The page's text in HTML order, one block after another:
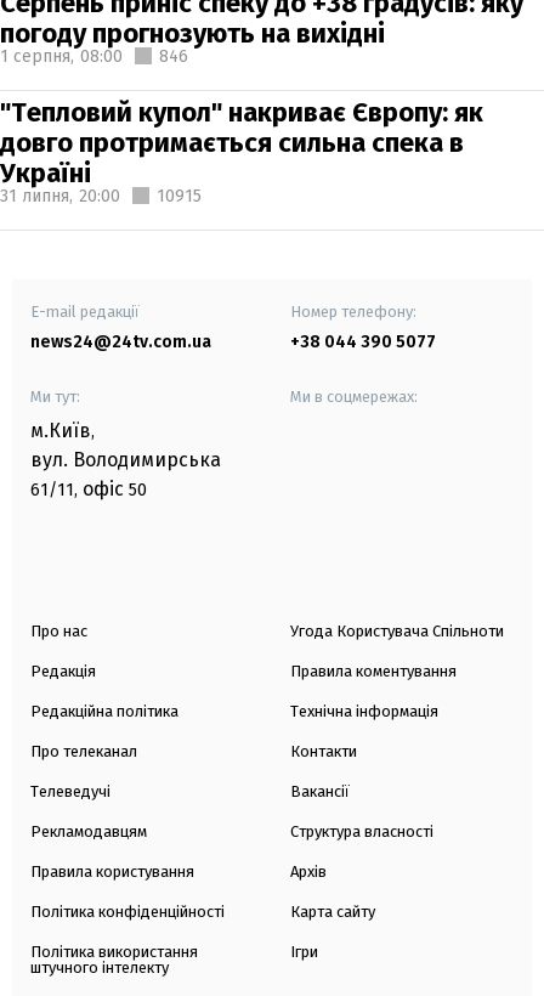
погоду прогнозують на вихідні
1 серпня, 08:00 846
"Тепловий купол" накриває Європу: як
довго протримається сильна спека в
Україні
31 липня, 20:00 10915
E-mail редакції
news24@24tv.com.ua
Номер телефону:
+38 044 390 5077
Ми тут:
м.Київ,
вул. Володимирська
61/11, офіс 50
Ми в соцмережах:
Про нас
Редакція
Редакційна політика
Про телеканал
Телеведучі
Рекламодавцям
Правила користування
Політика конфіденційності
Політика використання
штучного інтелекту
Угода Користувача Спільноти
Правила коментування
Технічна інформація
Контакти
Вакансії
Структура власності
Архів
Карта сайту
Ігри